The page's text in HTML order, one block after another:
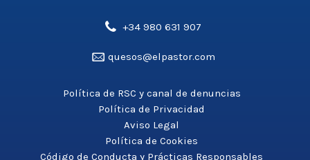
Teléfono',
?
+34 980 631 907
Email',quesos@elpastor.com
Política de RSC y canal de denuncias
Política de Privacidad
Aviso Legal
Política de Cookies
Código de Conducta y Prácticas Responsables